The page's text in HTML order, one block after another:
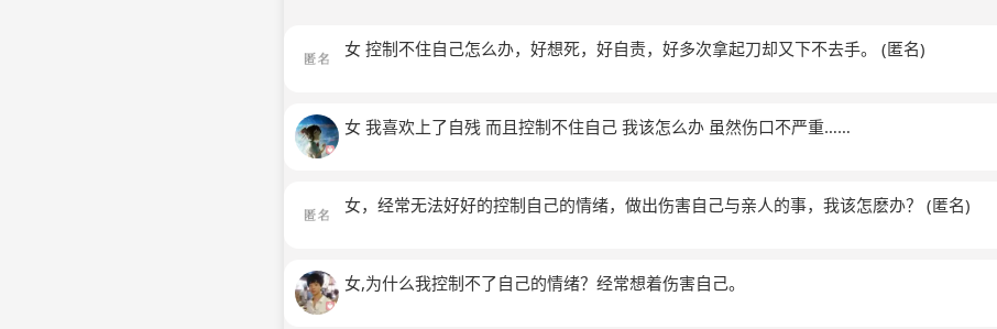
女 控制不住自己怎么办，好想死，好自责，好多次拿起刀却又下不去手。 (匿名)
女 我喜欢上了自残 而且控制不住自己 我该怎么办 虽然伤口不严重……
女，经常无法好好的控制自己的情绪，做出伤害自己与亲人的事，我该怎麽办？ (匿名)
女,为什么我控制不了自己的情绪？经常想着伤害自己。